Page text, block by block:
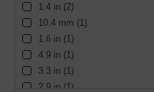
1.4 in (2)
10.4 mm (1)
1.6 in (1)
4.9 in (1)
3.3 in (1)
2.9 in (1)